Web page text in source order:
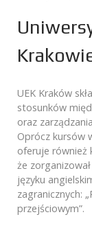
UEK Kraków
stosunków
oraz
Oprócz kursów
oferuje również
że
języku
zagranicznych:
przejściowym”.